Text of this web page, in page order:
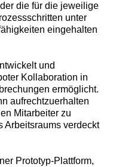
die für die jeweilige
unter
eingehalten
und
Kollaboration in
ermöglicht.
aufrechtzuerhalten
Mitarbeiter zu
Arbeitsraums verdeckt
Prototyp-Plattform,